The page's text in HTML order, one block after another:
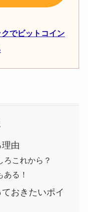
でビットコイン
由
ろこれから？
る！
おきたいポイ